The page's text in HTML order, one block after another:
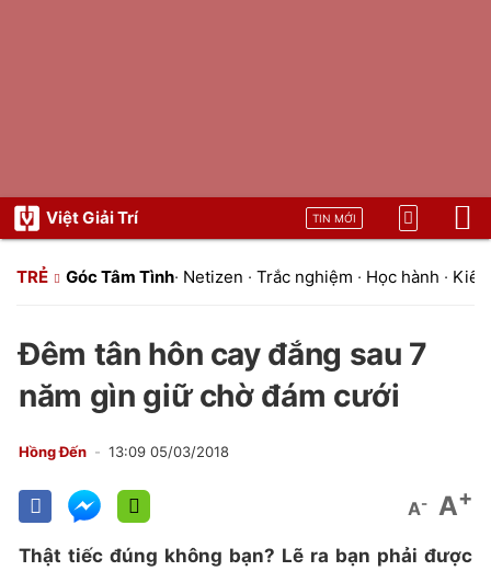
Việt Giải Trí TIN MỚI
TRẺ Góc Tâm Tình· Netizen · Trắc nghiệm · Học hành ·
Đêm tân hôn cay đắng sau 7
năm gìn giữ chờ đám cưới
Hồng Đến 13:09 05/03/2018
A- A+
Thật tiếc đúng không bạn? Lẽ ra bạn phải được